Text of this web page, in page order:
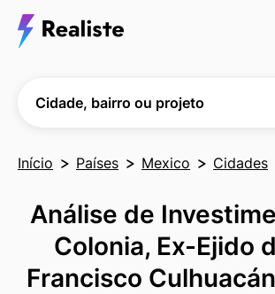
qualquer
Cidade, bairro ou projeto
Início Países Mexico Cidades
Análise de
Colonia, Ex-Ejido
Francisco